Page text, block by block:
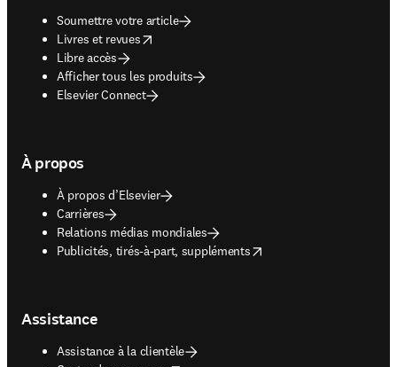
Soumettre votre article
Livres et revues
opens in new tab/window
Libre accès
Afficher tous les produits
Elsevier Connect
À propos
À propos d’Elsevier
Carrières
Relations médias mondiales
Publicités, tirés-à-part, suppléments
opens in new tab/window
Assistance
Assistance à la clientèle